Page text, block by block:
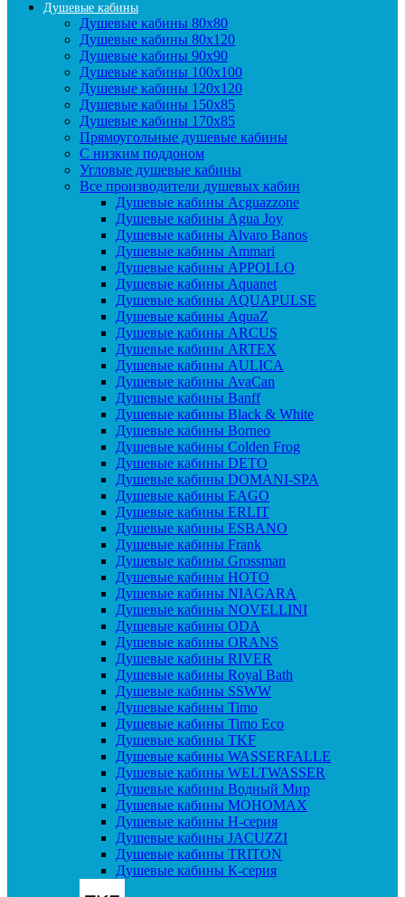
Душевые кабины
Душевые кабины 80x80
Душевые кабины 80x120
Душевые кабины 90х90
Душевые кабины 100x100
Душевые кабины 120x120
Душевые кабины 150x85
Душевые кабины 170x85
Прямоугольные душевые кабины
С низким поддоном
Угловые душевые кабины
Все производители душевых кабин
Душевые кабины Acguazzone
Душевые кабины Agua Joy
Душевые кабины Alvaro Banos
Душевые кабины Ammari
Душевые кабины APPOLLO
Душевые кабины Aquanet
Душевые кабины AQUAPULSE
Душевые кабины AquaZ
Душевые кабины ARCUS
Душевые кабины ARTEX
Душевые кабины AULICA
Душевые кабины AvaCan
Душевые кабины Banff
Душевые кабины Black & White
Душевые кабины Borneo
Душевые кабины Colden Frog
Душевые кабины DETO
Душевые кабины DOMANI-SPA
Душевые кабины EAGO
Душевые кабины ERLIT
Душевые кабины ESBANO
Душевые кабины Frank
Душевые кабины Grossman
Душевые кабины HOTO
Душевые кабины NIAGARA
Душевые кабины NOVELLINI
Душевые кабины ODA
Душевые кабины ORANS
Душевые кабины RIVER
Душевые кабины Royal Bath
Душевые кабины SSWW
Душевые кабины Timo
Душевые кабины Timo Eco
Душевые кабины TKF
Душевые кабины WASSERFALLE
Душевые кабины WELTWASSER
Душевые кабины Водный Мир
Душевые кабины МОНОМАХ
Душевые кабины H-серия
Душевые кабины JACUZZI
Душевые кабины TRITON
Душевые кабины К-серия